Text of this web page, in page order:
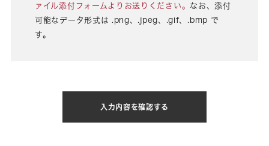
ァイル添付フォームよりお送りください。 なお、添付
可能なデータ形式は .png、.jpeg、.gif、.bmp で
す。
入力内容を確認する